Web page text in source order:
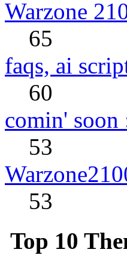
Warzone
65
faqs, ai
60
comin' soon
53
53
Top 10